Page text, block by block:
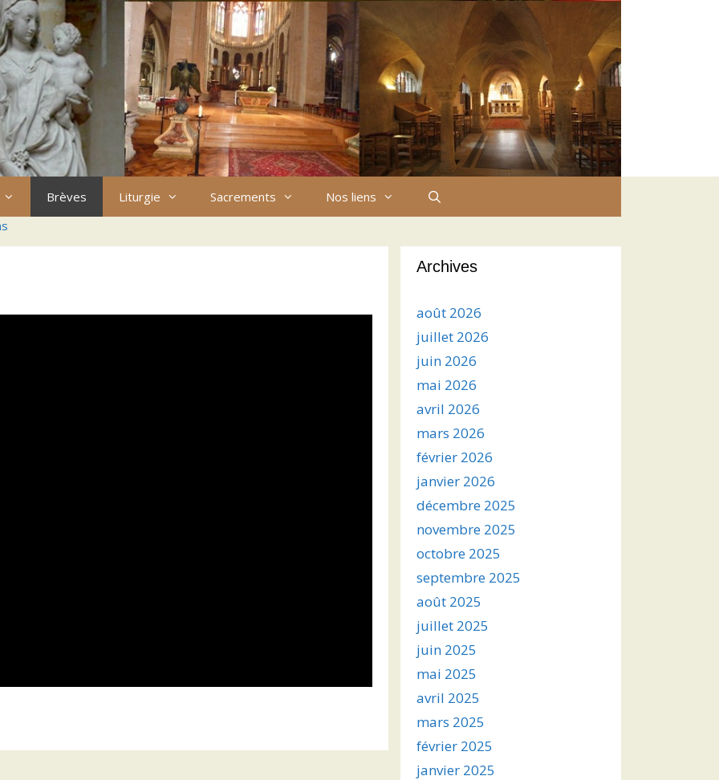
Brèves Liturgie Sacrements
Nos liens
Archives
août 2026
juillet 2026
juin 2026
mai 2026
avril 2026
mars 2026
février 2026
janvier 2026
décembre 2025
novembre 2025
octobre 2025
septembre 2025
août 2025
juillet 2025
juin 2025
mai 2025
avril 2025
mars 2025
février 2025
janvier 2025